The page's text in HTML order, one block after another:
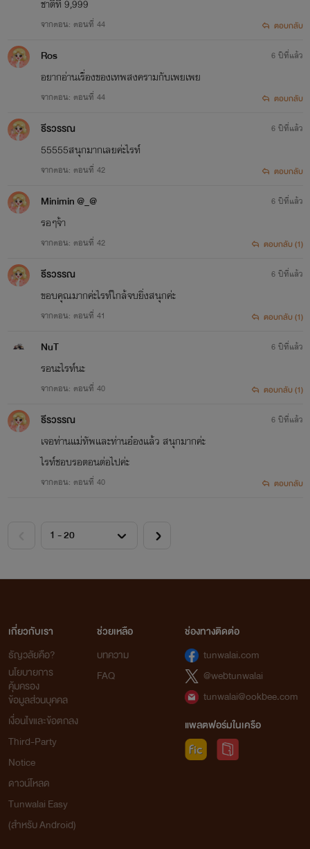
ชาติที่ 9,999
จากตอน: ตอนที่ 44 ตอบกลับ
Ros
อยากอ่านเรื่องของเทพสงครามกับเพยเพย
จากตอน: ตอนที่ 44
6 ปีที่แล้ว
ตอบกลับ
ธีรวรรณ
55555สนุกมากเลยค่ะไรท์
จากตอน: ตอนที่ 42
6 ปีที่แล้ว
ตอบกลับ
Minimin @_@
รอๆจ้า
จากตอน: ตอนที่ 42
6 ปีที่แล้ว
ตอบกลับ (1)
ธีรวรรณ
ขอบคุณมากค่ะไรท์ใกล้จบยิ่งสนุกค่ะ
จากตอน: ตอนที่ 41
6 ปีที่แล้ว
ตอบกลับ (1)
NuT
รอนะไรท์นะ
จากตอน: ตอนที่ 40
6 ปีที่แล้ว
ตอบกลับ (1)
ธีรวรรณ
เจอท่านแม่ทัพและท่านอ๋องแล้ว สนุกมากค่ะ
ไรท์ชอบรอตอนต่อไปค่ะ
จากตอน: ตอนที่ 40
6 ปีที่แล้ว
ตอบกลับ
เกี่ยวกับเรา
ธัญวลัยคือ?
นโยบายการ
คุ้มครอง
ข้อมูลส่วนบุคคล
เงื่อนไขและข้อตกลง
Third-Party
Notice
ดาวน์โหลด
Tunwalai Easy
(สำหรับ Android)
ช่วยเหลือ
บทความ
FAQ
ช่องทางติดต่อ
tunwalai.com
@webtunwalai
tunwalai@ookbee.com
แพลตฟอร์มในเครือ